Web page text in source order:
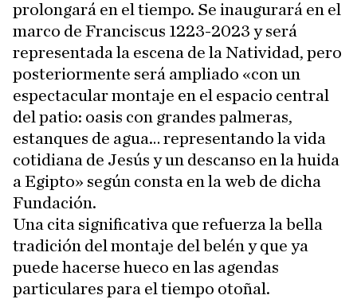
prolongará en el tiempo. Se inaugurará en el
marco de Franciscus 1223-2023 y será
representada la escena de la Natividad, pero
posteriormente será ampliado «con un
espectacular montaje en el espacio central
del patio: oasis con grandes palmeras,
estanques de agua… representando la vida
cotidiana de Jesús y un descanso en la huida
a Egipto» según consta en la web de dicha
Fundación.
Una cita significativa que refuerza la bella
tradición del montaje del belén y que ya
puede hacerse hueco en las agendas
particulares para el tiempo otoñal.